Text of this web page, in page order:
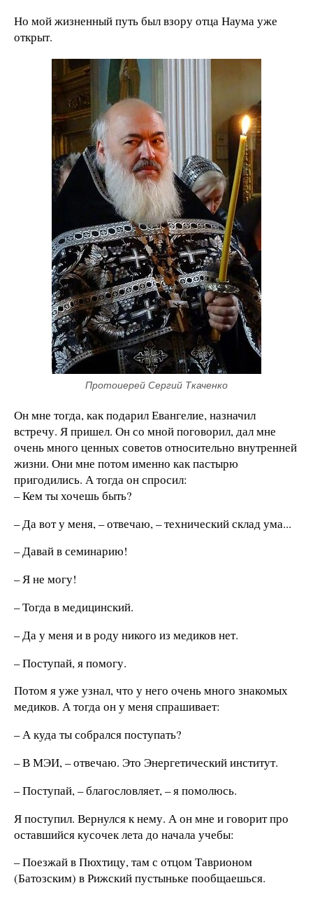
Но мой жизненный путь был взору отца Наума уже
открыт.
Протоиерей Сергий Ткаченко
Он мне тогда, как подарил Евангелие, назначил
встречу. Я пришел. Он со мной поговорил, дал мне
очень много ценных советов относительно внутренней
жизни. Они мне потом именно как пастырю
пригодились. А тогда он спросил:
– Кем ты хочешь быть?
– Да вот у меня, – отвечаю, – технический склад ума...
– Давай в семинарию!
– Я не могу!
– Тогда в медицинский.
– Да у меня и в роду никого из медиков нет.
– Поступай, я помогу.
Потом я уже узнал, что у него очень много знакомых
медиков. А тогда он у меня спрашивает:
– А куда ты собрался поступать?
– В МЭИ, – отвечаю. Это Энергетический институт.
– Поступай, – благословляет, – я помолюсь.
Я поступил. Вернулся к нему. А он мне и говорит про
оставшийся кусочек лета до начала учебы:
– Поезжай в Пюхтицу, там с отцом Таврионом
(Батозским) в Рижский пустыньке пообщаешься.